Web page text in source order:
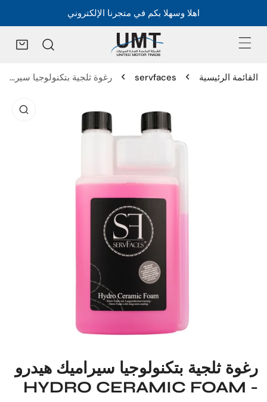
اهلا وسهلا بكم في متجرنا الإلكتروني
القائمة الرئيسية servfaces رغوة ثلجية بتكنولوجيا سيراميك هيدرو - Hydro Ceramic Foam
رغوة ثلجية بتكنولوجيا سيراميك هيدرو
- HYDRO CERAMIC FOAM